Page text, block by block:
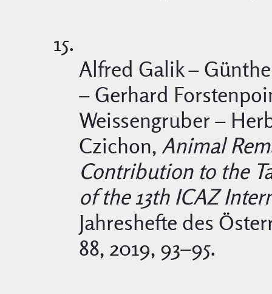
Alfred Galik –
– Gerhard
Weissengruber –
Czichon, Animal
Contribution to the
of the 13th ICAZ
Jahreshefte des
88, 2019, 93–95.